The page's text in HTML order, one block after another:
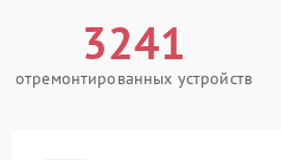
3241
отремонтированных устройств